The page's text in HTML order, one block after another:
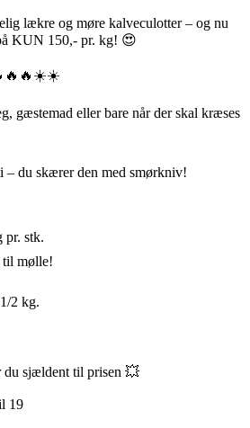
lækre og møre kalveculotter – og nu
KUN 150,- pr. kg! 😍
gæstemad eller bare når der skal kræses
– du skærer den med smørkniv!
stk.
mølle!
2 kg.
du sjældent til prisen 💥
19